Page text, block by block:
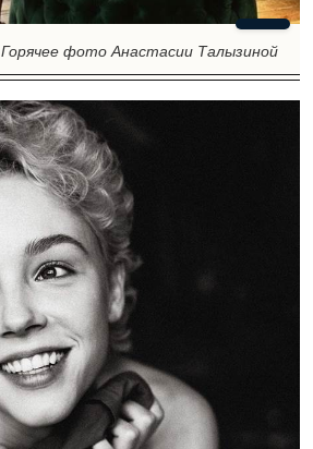
Горячее фото Анастасии Талызиной